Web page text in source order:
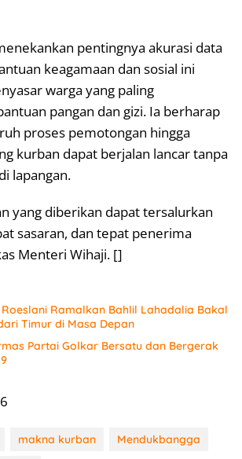
pentingnya akurasi data
keagamaan dan sosial ini
warga yang paling
pangan dan gizi. Ia berharap
proses pemotongan hingga
kurban dapat berjalan lancar tanpa
lapangan.
yang diberikan dapat tersalurkan
sasaran, dan tepat penerima
Menteri Wihaji. []
Roeslani Ramalkan Bahlil Lahadalia Bakal
Timur di Masa Depan
Partai Golkar Bersatu dan Bergerak
makna kurban
Mendukbangga